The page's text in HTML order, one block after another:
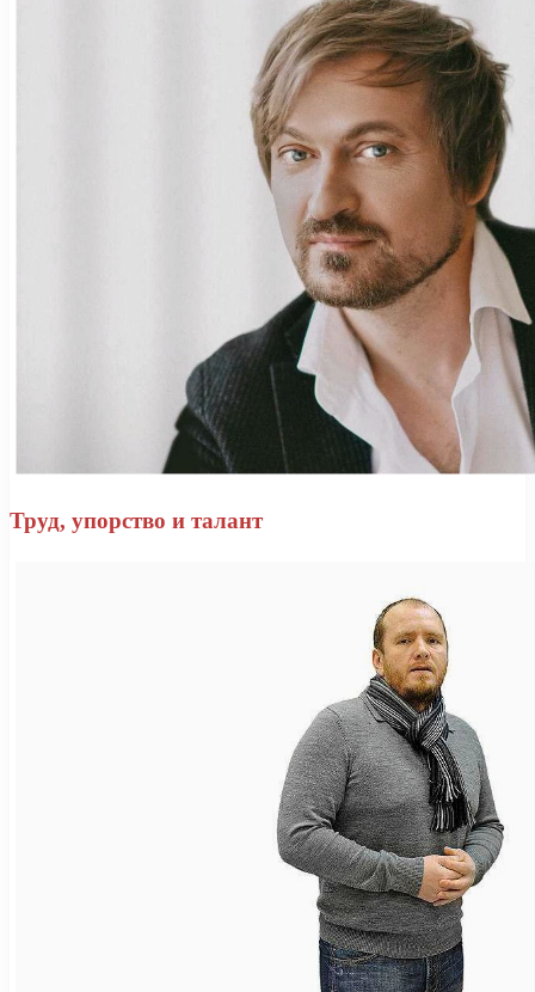
Труд, упорство и талант